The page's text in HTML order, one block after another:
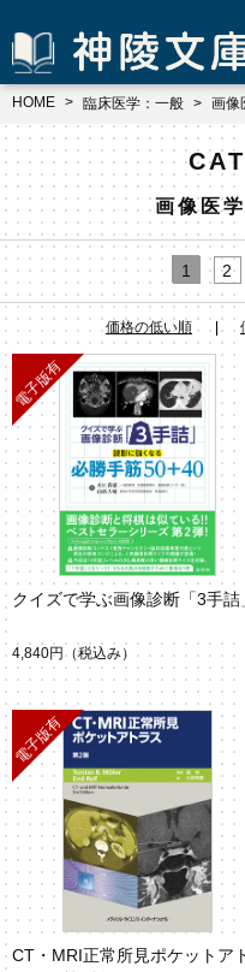
HOME 臨床医学：一般 画像
画像医
1 2
価格の低い順
クイズで学ぶ画像診断「3手詰
4,840円 （税込み）
CT・MRI正常所見ポケットア